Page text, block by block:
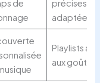
de
précises et
adaptées
Playlists
aux goûts